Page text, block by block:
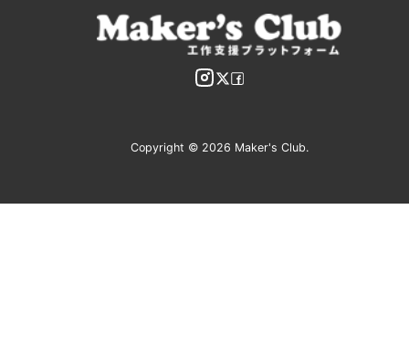
Copyright © 2026 Maker's Club.